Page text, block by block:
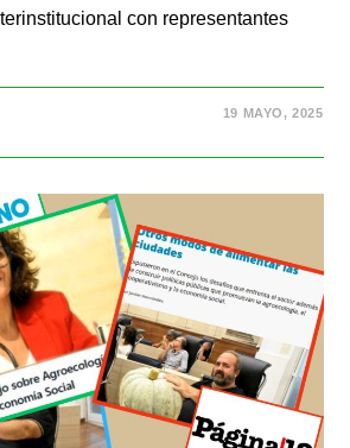
con representantes
19 MAYO, 2025